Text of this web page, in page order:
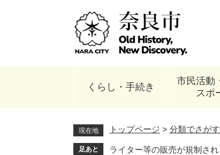
くらし・手続き
市民活動
スポ
現在地 トップページ > 分類でさがす
足あと ライター等の販売が規制され